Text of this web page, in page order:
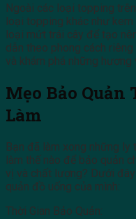
Ngoài các loại topping
loại topping khác như
loại mứt trái cây để tạo
dẫn theo phong cách
và khám phá những hương
Mẹo Bảo Quản
Làm
Bạn đã làm xong những ly
làm thế nào để bảo quản
vị và chất lượng? Dưới
quản đồ uống của mình:
Thời Gian Bảo Quản: